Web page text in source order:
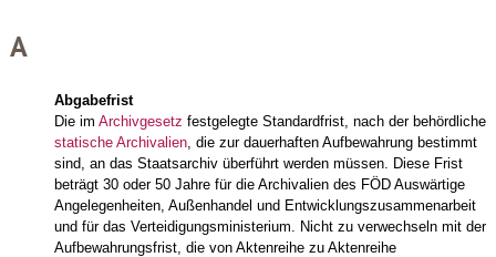
A
Abgabefrist
Die im Archivgesetz festgelegte Standardfrist, nach der behördliche
statische Archivalien, die zur dauerhaften Aufbewahrung bestimmt
sind, an das Staatsarchiv überführt werden müssen. Diese Frist
beträgt 30 oder 50 Jahre für die Archivalien des FÖD Auswärtige
Angelegenheiten, Außenhandel und Entwicklungszusammenarbeit
und für das Verteidigungsministerium. Nicht zu verwechseln mit der
Aufbewahrungsfrist, die von Aktenreihe zu Aktenreihe